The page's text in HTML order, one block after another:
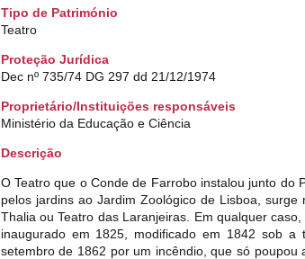
Tipo de Património
Teatro
Proteção Jurídica
Dec nº 735/74 DG 297 dd 21/12/1974
Proprietário/Instituições responsáveis
Ministério da Educação e Ciência
Descrição
O Teatro que o Conde de Farrobo instalou junto do
pelos jardins ao Jardim Zoológico de Lisboa,
Thalia ou Teatro das Laranjeiras. Em qualquer
inaugurado em 1825, modificado em 1842 sob
setembro de 1862 por um incêndio, que só